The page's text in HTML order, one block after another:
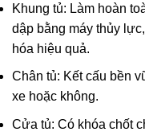
Khung tủ: Làm hoàn
dập bằng máy thủy
hóa hiệu quả.
Chân tủ: Kết cấu bền
xe hoặc không.
Cửa tủ: Có khóa chốt